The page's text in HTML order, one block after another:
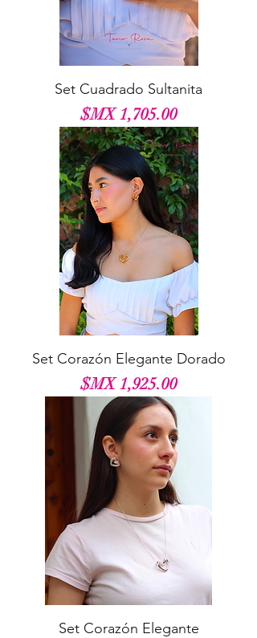
Set Cuadrado Sultanita
السعر‏1,705.00 MX$
Set Corazón Elegante Dorado
السعر‏1,925.00 MX$
Set Corazón Elegante